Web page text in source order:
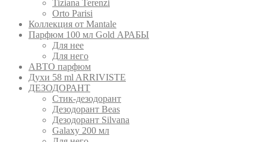
Tiziana Terenzi
Orto Parisi
Коллекция от Mantale
Парфюм 100 мл Gold АРАБЫ
Для нее
Для него
АВТО парфюм
Духи 58 ml ARRIVISTE
ДЕЗОДОРАНТ
Cтик-дезодорант
Дезодорант Beas
Дезодорант Silvana
Galaxy 200 мл